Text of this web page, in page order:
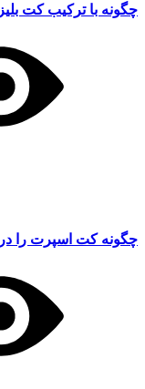
چگونه با ترکیب کت
چگونه کت اسپرت را